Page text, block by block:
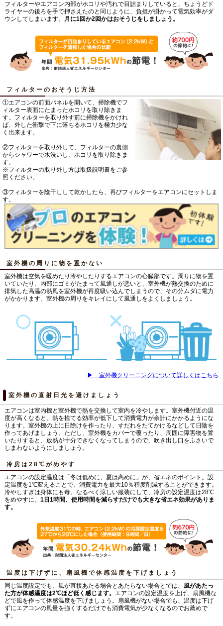
フィルターやエアコン内部がホコリや汚れで目詰まりしていると、ちょうどド
ライヤーの後ろを手で押さえたのと同じように、負担が掛かって電気効率がダ
ウンしてしまいます。 月に1回か2回かはおそうじをしましょう。
フィルターのおそうじ方法
①エアコンの前面パネルを開いて、掃除機でフ
ィルター表面にたまったホコリを取り除きま
す。フィルターを取り外す前に掃除機をかけれ
ば、外した衝撃で下に落ちるホコリを極力少な
く出来ます。
②フィルターを取り外して、フィルターの裏側
からシャワーで水洗いし、ホコリを取り除きま
す。
※フィルターの取り外し方は取扱説明書をご参
照ください。
③フィルターを陰干しして乾かしたら、再びフィルターをエアコンにセットしま
す。
室外機の周りに物を置かない
室外機は空気を暖めたり冷やしたりするエアコンの心臓部です。周りに物を置
いていたり、内部にゴミがたまって風通しが悪いと、室外機が熱交換のために
排気した高温の熱風を室外機が再度吸い込んでしまうので、その分ムダに電力
がかかります。室外機の周りをキレイにして風通しをよくしましょう。
▶ 室外機クリーニングについて詳しくはこちら
室外機の直射日光を避けましょう
エアコンは室内機と室外機で熱を交換して室内を冷やします。室外機付近の温
度が高くなると、熱を捨てる効率が低下して消費電力が余計にかかるようにな
ります。室外機の上に日除けを作ったり、すだれをたてかけるなどして日陰を
作ってあげましょう。ただし、室外機をカバーで覆ったり、周囲に障害物を置
いたりすると、放熱が十分できなくなってしまうので、吹き出し口をふさいで
しまわないようにしましょう。
冷房は28℃がめやす
エアコンの設定温度は「冬は低めに、夏は高めに」が、省エネのポイント。設
定温度を1℃変えることで、消費電力を最大10％程度削減することができます。
冷やしすぎは身体にも毒。なるべく涼しい服装にして、冷房の設定温度は28℃
をめやすに。 1日1時間、使用時間を減らすだけでも大きな省エネ効果がありま
す。
温度は下げずに、扇風機で体感温度を下げましょう
同じ温度設定でも、風が直接あたる場合とあたらない場合とでは、 風があたっ
た方が体感温度は2℃ほど低く感じます。 エアコンの設定温度を上げ、扇風機な
どで風を作って体感温度を下げましょう。扇風機がない場合でも、温度は下げ
ずにエアコンの風量を強くするだけでも消費電気が少なくなるのでお薦めで
す。